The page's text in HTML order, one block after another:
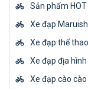
Sản phẩm HOT
Xe đạp
Xe đạp thể thao
Xe đạp địa
Xe đạp cào cào